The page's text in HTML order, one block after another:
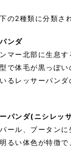
の2種類に分類さ
ンダ
マー北部に生息す
で体毛が黒っぽい
るレッサーパンダ
パンダ(ニシレッ
ール、ブータンに
るい体色が特徴で